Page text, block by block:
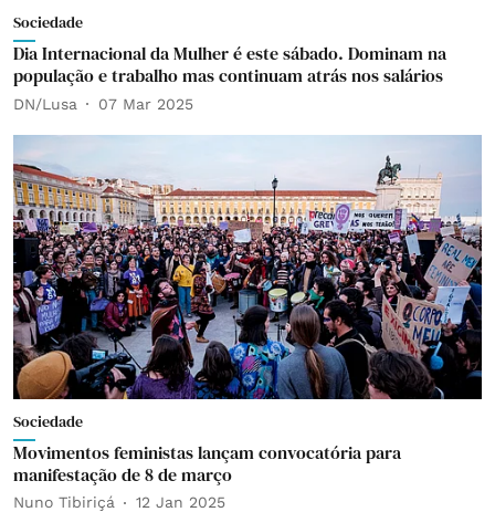
Sociedade
Dia Internacional da Mulher é este sábado. Dominam na
população e trabalho mas continuam atrás nos salários
DN/Lusa 07 Mar 2025
Sociedade
Movimentos feministas lançam convocatória para
manifestação de 8 de março
Nuno Tibiriçá 12 Jan 2025